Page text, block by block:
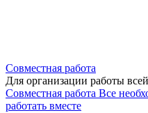
Совместная работа
Для организации работы
Совместная работа Все
работать вместе